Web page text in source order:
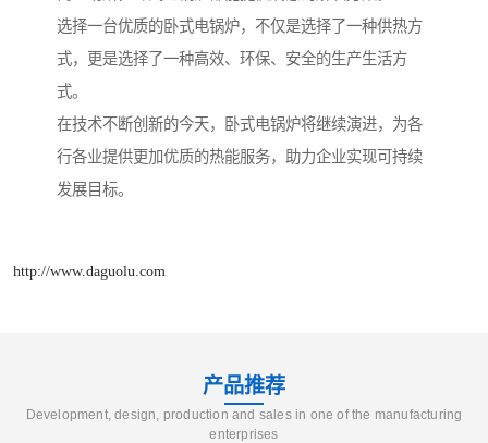
选择一台优质的卧式电锅炉，不仅是选择了一种供热方
式，更是选择了一种高效、环保、安全的生产生活方
式。
在技术不断创新的今天，卧式电锅炉将继续演进，为各
行各业提供更加优质的热能服务，助力企业实现可持续
发展目标。
http://www.daguolu.com
产品推荐
Development, design, production and sales in one of the manufacturing
enterprises